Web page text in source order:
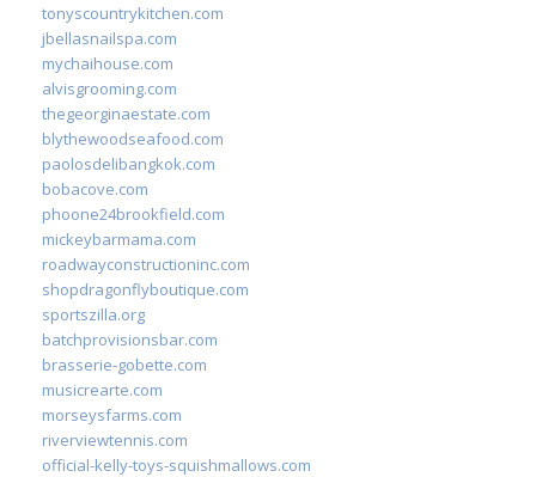
tonyscountrykitchen.com
jbellasnailspa.com
mychaihouse.com
alvisgrooming.com
thegeorginaestate.com
blythewoodseafood.com
paolosdelibangkok.com
bobacove.com
phoone24brookfield.com
mickeybarmama.com
roadwayconstructioninc.com
shopdragonflyboutique.com
sportszilla.org
batchprovisionsbar.com
brasserie-gobette.com
musicrearte.com
morseysfarms.com
riverviewtennis.com
official-kelly-toys-squishmallows.com